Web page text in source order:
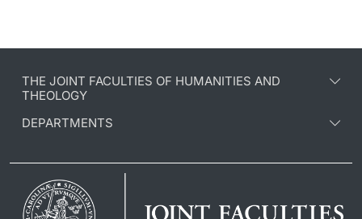
THE JOINT FACULTIES OF HUMANITIES AND
THEOLOGY
DEPARTMENTS